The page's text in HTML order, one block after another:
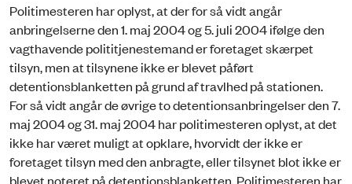
Politimesteren har oplyst, at der for så vidt angår
anbringelserne den 1. maj 2004 og 5. juli 2004 ifølge den
vagthavende polititjenestemand er foretaget skærpet
tilsyn, men at tilsynene ikke er blevet påført
detentionsblanketten på grund af travlhed på stationen.
For så vidt angår de øvrige to detentionsanbringelser den 7.
maj 2004 og 31. maj 2004 har politimesteren oplyst, at det
ikke har været muligt at opklare, hvorvidt der ikke er
foretaget tilsyn med den anbragte, eller tilsynet blot ikke er
blevet noteret på detentionsblanketten. Politimesteren har